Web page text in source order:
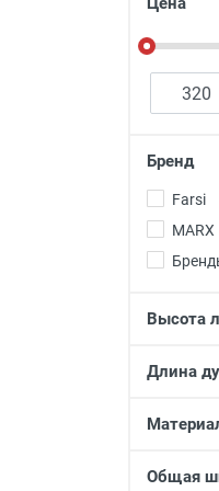
Красота
Бренд
Farsi
MARX
Высота
Длина
Общая